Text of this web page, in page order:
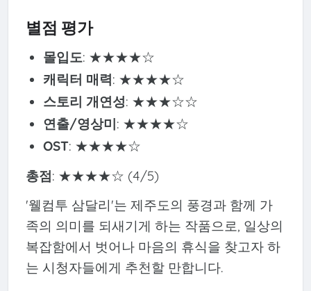
별점 평가
몰입도: ★★★★☆
캐릭터 매력 : ★★★★☆
스토리 개연성: ★★★☆☆
연출/영상미 : ★★★★☆
OST: ★★★★☆
총점: ★★★★☆ (4/5)
'웰컴투 삼달리'는 제주도의 풍경과 함께 가
족의 의미를 되새기게 하는 작품으로, 일상의
복잡함에서 벗어나 마음의 휴식을 찾고자 하
는 시청자들에게 추천할 만합니다.